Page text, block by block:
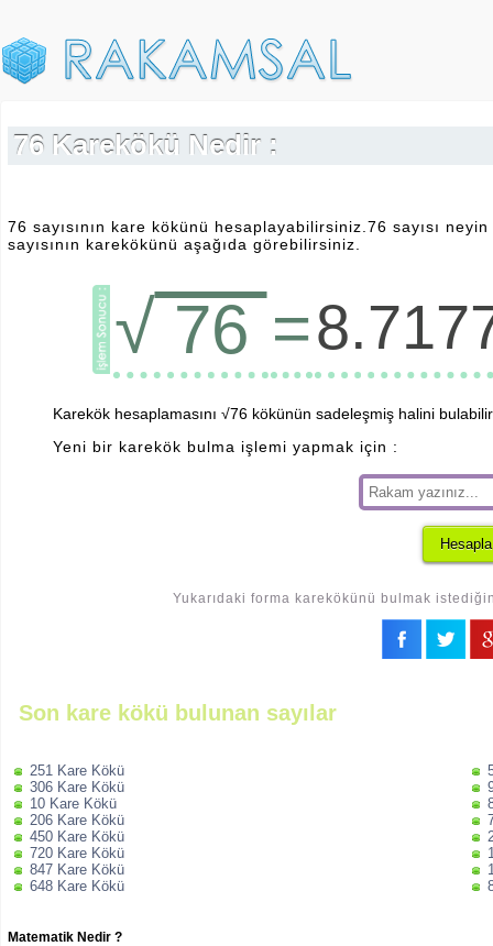
76 Karekökü Nedir :
76 sayısının kare kökünü hesaplayabilirsiniz.76 sayısı
sayısının karekökünü aşağıda görebilirsiniz.
√ 76 =
Karekök hesaplamasını √76 kökünün sadeleşmiş halini
Yeni bir karekök bulma işlemi yapmak için :
Yukarıdaki forma karekökünü bulmak
Son kare kökü bulunan sayılar
251 Kare Kökü
306 Kare Kökü
10 Kare Kökü
206 Kare Kökü
450 Kare Kökü
720 Kare Kökü
847 Kare Kökü
648 Kare Kökü
Matematik Nedir ?